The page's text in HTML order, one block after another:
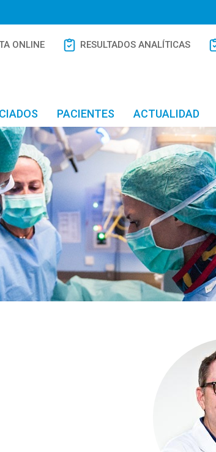
ONLINE RESULTADOS ANALÍTICAS
PACIENTES ACTUALIDAD